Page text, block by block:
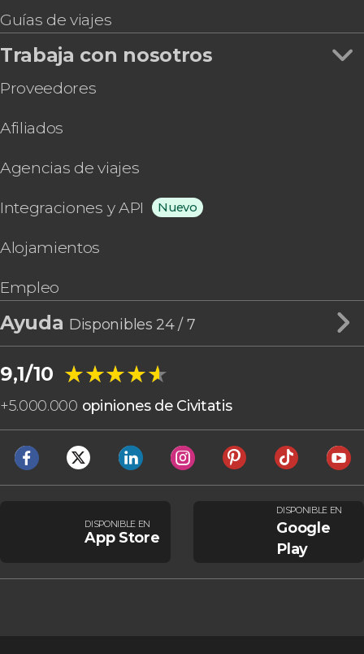
Guías de viajes
Trabaja con nosotros
Proveedores
Afiliados
Agencias de viajes
Integraciones y API Nuevo
Alojamientos
Empleo
Ayuda Disponibles 24 / 7
9,1/10 ★★★★★
★★★★★
+5.000.000 opiniones de Civitatis
DISPONIBLE EN
App Store
DISPONIBLE EN
Google
Play